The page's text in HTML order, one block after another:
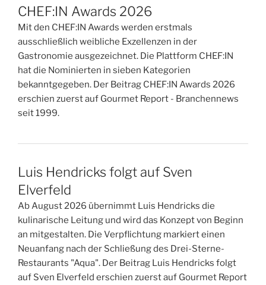
CHEF:IN Awards 2026
Mit den CHEF:IN Awards werden erstmals
ausschließlich weibliche Exzellenzen in der
Gastronomie ausgezeichnet. Die Plattform CHEF:IN
hat die Nominierten in sieben Kategorien
bekanntgegeben. Der Beitrag CHEF:IN Awards 2026
erschien zuerst auf Gourmet Report - Branchennews
seit 1999.
Luis Hendricks folgt auf Sven
Elverfeld
Ab August 2026 übernimmt Luis Hendricks die
kulinarische Leitung und wird das Konzept von Beginn
an mitgestalten. Die Verpflichtung markiert einen
Neuanfang nach der Schließung des Drei-Sterne-
Restaurants "Aqua". Der Beitrag Luis Hendricks folgt
auf Sven Elverfeld erschien zuerst auf Gourmet Report